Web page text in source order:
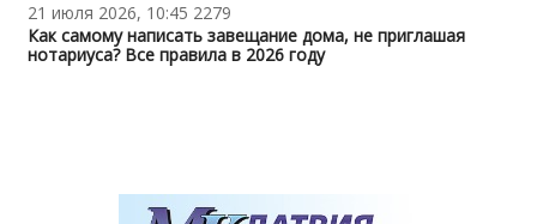
21 июля 2026, 10:45 2279
Как самому написать завещание дома, не приглашая
нотариуса? Все правила в 2026 году